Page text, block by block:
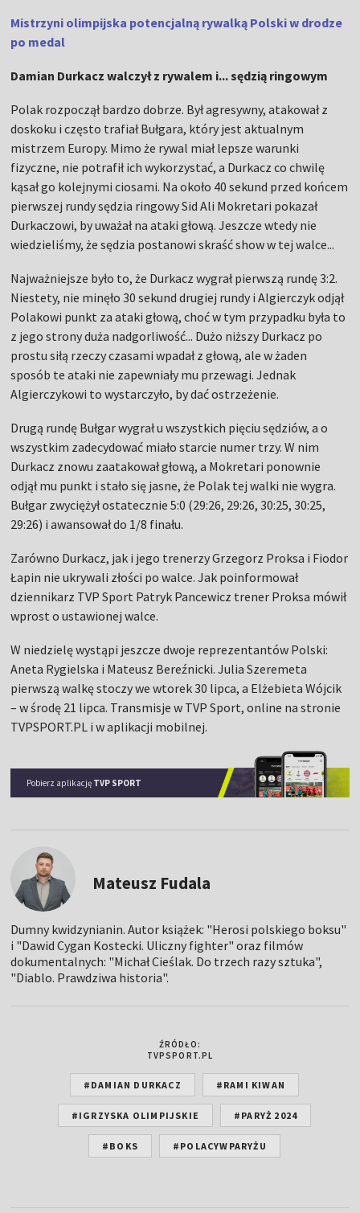
Mistrzyni olimpijska potencjalną rywalką Polski w drodze
po medal
Damian Durkacz walczył z rywalem i... sędzią ringowym
Polak rozpoczął bardzo dobrze. Był agresywny, atakował z
doskoku i często trafiał Bułgara, który jest aktualnym
mistrzem Europy. Mimo że rywal miał lepsze warunki
fizyczne, nie potrafił ich wykorzystać, a Durkacz co chwilę
kąsał go kolejnymi ciosami. Na około 40 sekund przed końcem
pierwszej rundy sędzia ringowy Sid Ali Mokretari pokazał
Durkaczowi, by uważał na ataki głową. Jeszcze wtedy nie
wiedzieliśmy, że sędzia postanowi skraść show w tej walce...
Najważniejsze było to, że Durkacz wygrał pierwszą rundę 3:2.
Niestety, nie minęło 30 sekund drugiej rundy i Algierczyk odjął
Polakowi punkt za ataki głową, choć w tym przypadku była to
z jego strony duża nadgorliwość... Dużo niższy Durkacz po
prostu siłą rzeczy czasami wpadał z głową, ale w żaden
sposób te ataki nie zapewniały mu przewagi. Jednak
Algierczykowi to wystarczyło, by dać ostrzeżenie.
Drugą rundę Bułgar wygrał u wszystkich pięciu sędziów, a o
wszystkim zadecydować miało starcie numer trzy. W nim
Durkacz znowu zaatakował głową, a Mokretari ponownie
odjął mu punkt i stało się jasne, że Polak tej walki nie wygra.
Bułgar zwyciężył ostatecznie 5:0 (29:26, 29:26, 30:25, 30:25,
29:26) i awansował do 1/8 finału.
Zarówno Durkacz, jak i jego trenerzy Grzegorz Proksa i Fiodor
Łapin nie ukrywali złości po walce. Jak poinformował
dziennikarz TVP Sport Patryk Pancewicz trener Proksa mówił
wprost o ustawionej walce.
W niedzielę wystąpi jeszcze dwoje reprezentantów Polski:
Aneta Rygielska i Mateusz Bereźnicki. Julia Szeremeta
pierwszą walkę stoczy we wtorek 30 lipca, a Elżebieta Wójcik
– w środę 21 lipca. Transmisje w TVP Sport, online na stronie
TVPSPORT.PL i w aplikacji mobilnej.
Pobierz aplikację TVP SPORT
Mateusz Fudala
Dumny kwidzynianin. Autor książek: "Herosi polskiego boksu"
i "Dawid Cygan Kostecki. Uliczny fighter" oraz filmów
dokumentalnych: "Michał Cieślak. Do trzech razy sztuka",
"Diablo. Prawdziwa historia".
ŹRÓDŁO:
TVPSPORT.PL
#DAMIAN DURKACZ #RAMI KIWAN
#IGRZYSKA OLIMPIJSKIE #PARYŻ 2024
#BOKS #POLACYWPARYŻU